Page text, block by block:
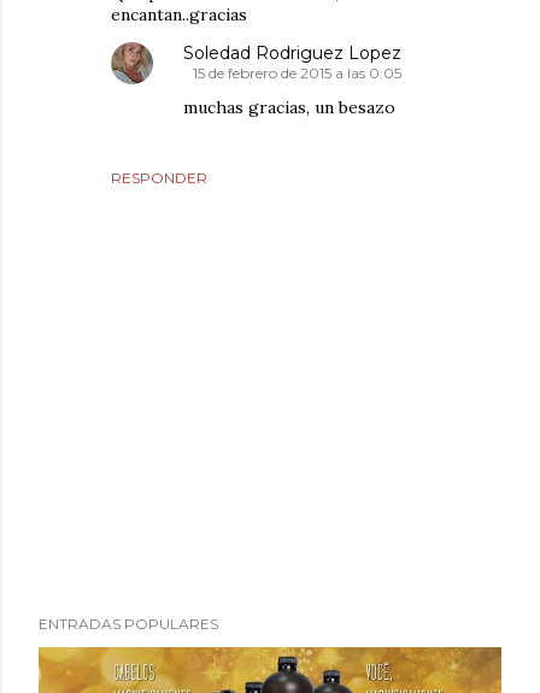
encantan..gracias
RESPONDER
Soledad Rodriguez Lopez
15 de febrero de 2015 a las 0:05
muchas gracias, un besazo
u
b
ENTRADAS POPULARES